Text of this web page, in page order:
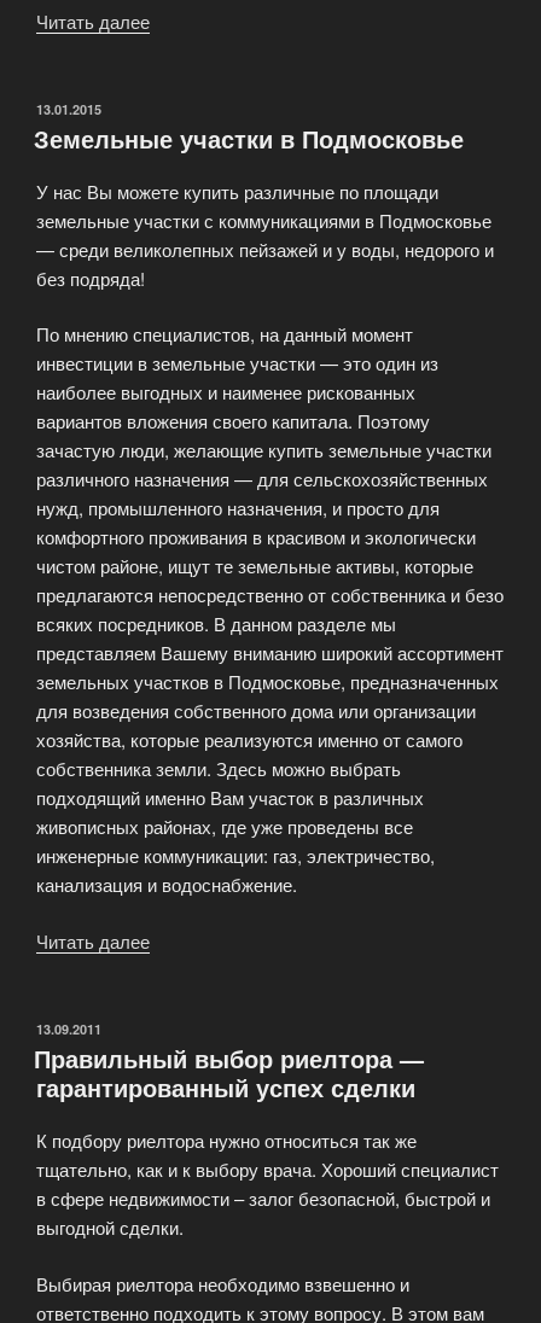
Читать далее
ОПУБЛИКОВАНО
13.01.2015
Земельные участки в Подмосковье
У нас Вы можете купить различные по площади
земельные участки с коммуникациями в Подмосковье
— среди великолепных пейзажей и у воды, недорого и
без подряда!
По мнению специалистов, на данный момент
инвестиции в земельные участки — это один из
наиболее выгодных и наименее рискованных
вариантов вложения своего капитала. Поэтому
зачастую люди, желающие купить земельные участки
различного назначения — для сельскохозяйственных
нужд, промышленного назначения, и просто для
комфортного проживания в красивом и экологически
чистом районе, ищут те земельные активы, которые
предлагаются непосредственно от собственника и безо
всяких посредников. В данном разделе мы
представляем Вашему вниманию широкий ассортимент
земельных участков в Подмосковье, предназначенных
для возведения собственного дома или организации
хозяйства, которые реализуются именно от самого
собственника земли. Здесь можно выбрать
подходящий именно Вам участок в различных
живописных районах, где уже проведены все
инженерные коммуникации: газ, электричество,
канализация и водоснабжение.
Читать далее
ОПУБЛИКОВАНО
13.09.2011
Правильный выбор риелтора —
гарантированный успех сделки
К подбору риелтора нужно относиться так же
тщательно, как и к выбору врача. Хороший специалист
в сфере недвижимости – залог безопасной, быстрой и
выгодной сделки.
Выбирая риелтора необходимо взвешенно и
ответственно подходить к этому вопросу. В этом вам